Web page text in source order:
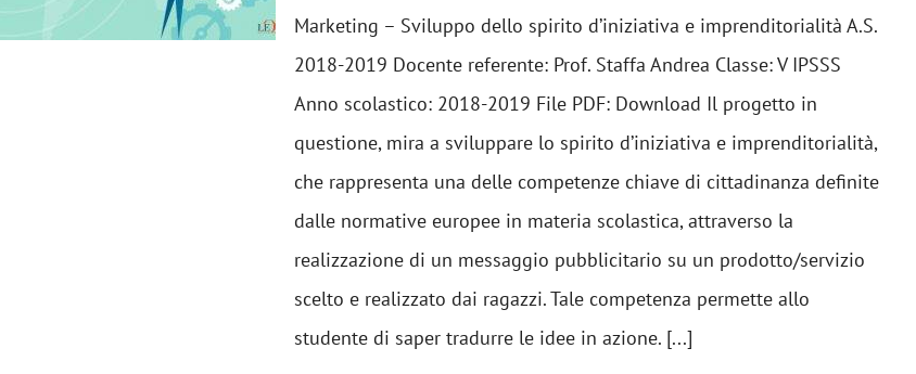
Marketing – Sviluppo dello spirito d’iniziativa e imprenditorialità A.S.
2018-2019 Docente referente: Prof. Staffa Andrea Classe: V IPSSS
Anno scolastico: 2018-2019 File PDF: Download Il progetto in
questione, mira a sviluppare lo spirito d’iniziativa e imprenditorialità,
che rappresenta una delle competenze chiave di cittadinanza definite
dalle normative europee in materia scolastica, attraverso la
realizzazione di un messaggio pubblicitario su un prodotto/servizio
scelto e realizzato dai ragazzi. Tale competenza permette allo
studente di saper tradurre le idee in azione. [...]